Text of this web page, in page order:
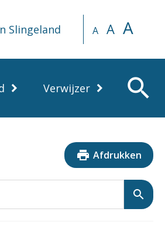
Slingeland A A A
Verwijzer search
print Afdrukken
search